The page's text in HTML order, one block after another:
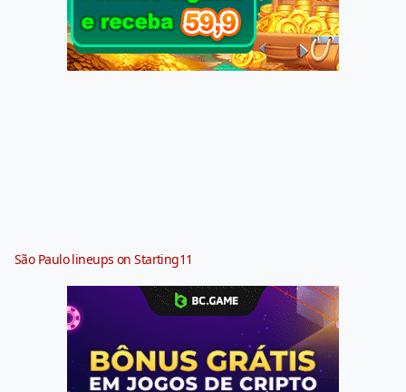
São Paulo lineups on Starting11